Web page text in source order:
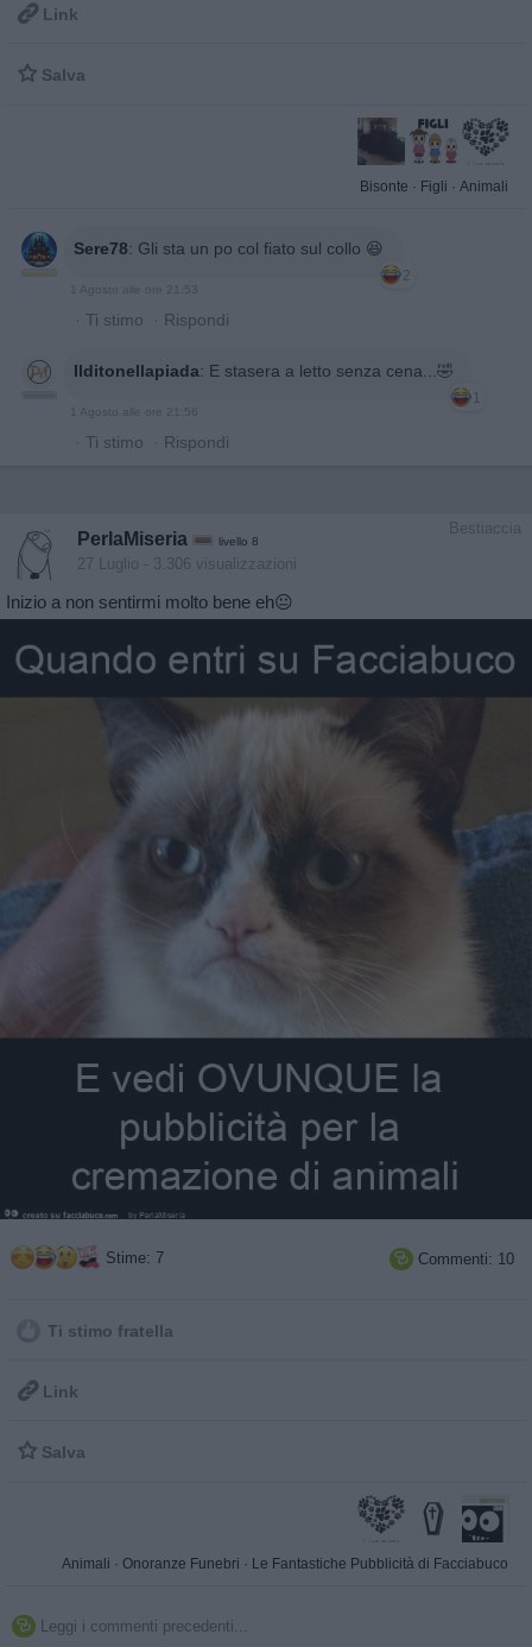
 Link
 Salva
Bisonte · Figli · Animali
Sere78: Gli sta un po col fiato sul collo 😆
2
1 Agosto alle ore 21:53
· Ti stimo · Rispondi
Ilditonellapiada: E stasera a letto senza cena...🤣
1
1 Agosto alle ore 21:56
· Ti stimo · Rispondi
Bestiaccia
PerlaMiseria livello 8
27 Luglio - 3.306 visualizzazioni
Inizio a non sentirmi molto bene eh😐
Stime: 7  Commenti: 10
Ti stimo fratella
 Link
 Salva
Animali · Onoranze Funebri · Le Fantastiche Pubblicità di Facciabuco
 Leggi i commenti precedenti...